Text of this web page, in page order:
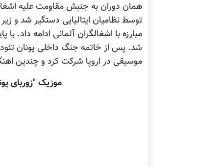
توسط نظاميان ايتاليايی دستگير شد و
مبارزه با اشغالگران آلمانی ادامه
شد. پس از خاتمه جنگ داخلی يونان
موسيقی در اروپا شرکت کرد و چندين
موزیک "زوربای